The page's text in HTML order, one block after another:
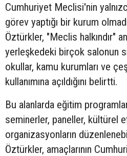
Cumhuriyet Meclisi'nin
görev yaptığı bir kurum
Öztürkler, "Meclis halkındır"
yerleşkedeki birçok salonun
okullar, kamu kurumları ve
kullanımına açıldığını belirtti.
Bu alanlarda eğitim
seminerler, paneller, kültürel
organizasyonların
Öztürkler, amaçlarının